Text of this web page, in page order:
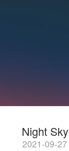
Night Sky
2021-09-27